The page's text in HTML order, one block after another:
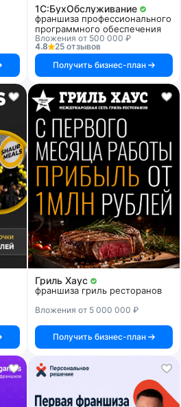
1C:БухОбслуживание
франшиза профессионального
программного обеспечения
Вложения от 500 000 ₽
4.8
25 отзывов
Получить бизнес-план
Гриль Хаус
франшиза гриль ресторанов
Вложения от 5 000 000 ₽
Получить бизнес-план